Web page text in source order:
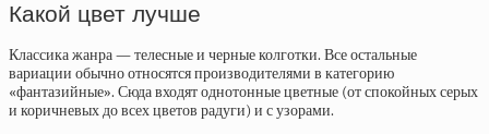
Какой цвет лучше
Классика жанра — телесные и черные колготки. Все остальные
вариации обычно относятся производителями в категорию
«фантазийные». Сюда входят однотонные цветные (от спокойных серых
и коричневых до всех цветов радуги) и с узорами.